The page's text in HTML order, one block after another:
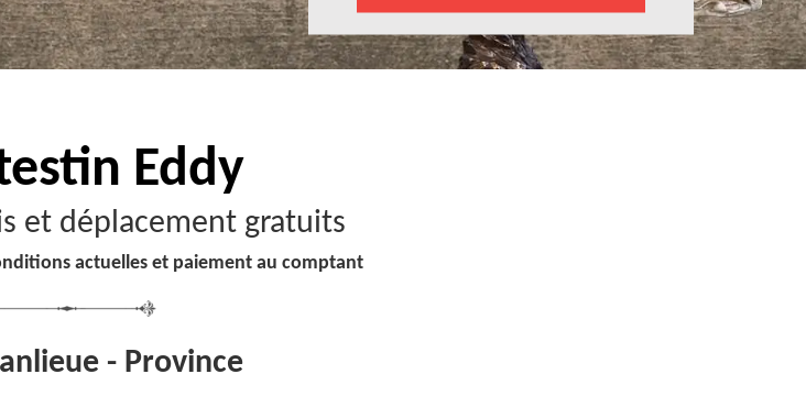
Eddy
et déplacement gratuits
actuelles et paiement au comptant
- Province